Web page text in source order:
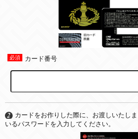
カード番号
カードをお作りした際に、お渡しいたし
いるパスワードを入力してください。